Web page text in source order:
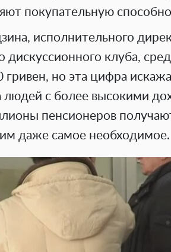
покупательную
исполнительного
дискуссионного клуба,
гривен, но эта цифра
людей с более высокими
пенсионеров
им даже самое необходимое.